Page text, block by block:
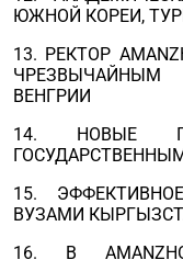
ЮЖНОЙ КОРЕИ,
13. РЕКТОР
ВЕНГРИИ
14. НОВЫЕ
15.
ВУЗАМИ
16. В